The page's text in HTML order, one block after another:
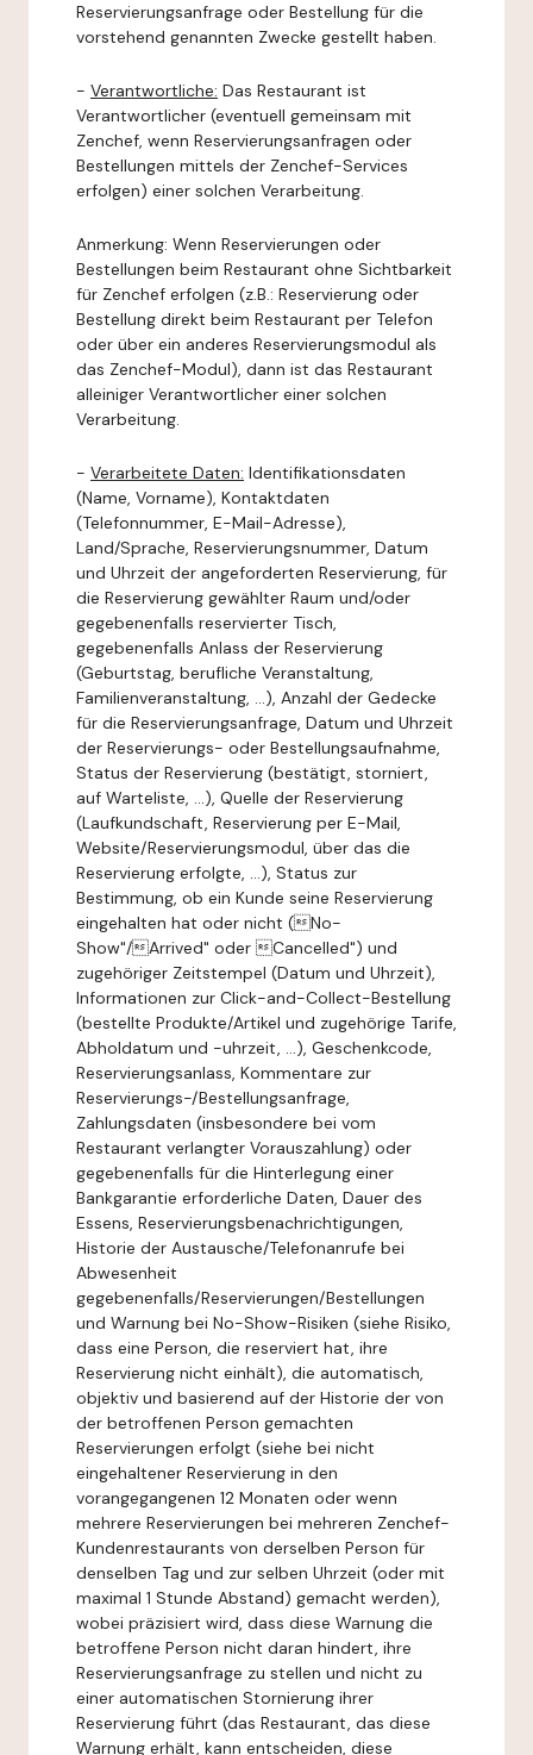
Reservierungsanfrage oder Bestellung für die
vorstehend genannten Zwecke gestellt haben.
- Verantwortliche: Das Restaurant ist
Verantwortlicher (eventuell gemeinsam mit
Zenchef, wenn Reservierungsanfragen oder
Bestellungen mittels der Zenchef-Services
erfolgen) einer solchen Verarbeitung.
Anmerkung: Wenn Reservierungen oder
Bestellungen beim Restaurant ohne Sichtbarkeit
für Zenchef erfolgen (z.B.: Reservierung oder
Bestellung direkt beim Restaurant per Telefon
oder über ein anderes Reservierungsmodul als
das Zenchef-Modul), dann ist das Restaurant
alleiniger Verantwortlicher einer solchen
Verarbeitung.
- Verarbeitete Daten: Identifikationsdaten
(Name, Vorname), Kontaktdaten
(Telefonnummer, E-Mail-Adresse),
Land/Sprache, Reservierungsnummer, Datum
und Uhrzeit der angeforderten Reservierung, für
die Reservierung gewählter Raum und/oder
gegebenenfalls reservierter Tisch,
gegebenenfalls Anlass der Reservierung
(Geburtstag, berufliche Veranstaltung,
Familienveranstaltung, ...), Anzahl der Gedecke
für die Reservierungsanfrage, Datum und Uhrzeit
der Reservierungs- oder Bestellungsaufnahme,
Status der Reservierung (bestätigt, storniert,
auf Warteliste, ...), Quelle der Reservierung
(Laufkundschaft, Reservierung per E-Mail,
Website/Reservierungsmodul, über das die
Reservierung erfolgte, ...), Status zur
Bestimmung, ob ein Kunde seine Reservierung
eingehalten hat oder nicht (No-
Show"/Arrived" oder Cancelled") und
zugehöriger Zeitstempel (Datum und Uhrzeit),
Informationen zur Click-and-Collect-Bestellung
(bestellte Produkte/Artikel und zugehörige Tarife,
Abholdatum und -uhrzeit, ...), Geschenkcode,
Reservierungsanlass, Kommentare zur
Reservierungs-/Bestellungsanfrage,
Zahlungsdaten (insbesondere bei vom
Restaurant verlangter Vorauszahlung) oder
gegebenenfalls für die Hinterlegung einer
Bankgarantie erforderliche Daten, Dauer des
Essens, Reservierungsbenachrichtigungen,
Historie der Austausche/Telefonanrufe bei
Abwesenheit
gegebenenfalls/Reservierungen/Bestellungen
und Warnung bei No-Show-Risiken (siehe Risiko,
dass eine Person, die reserviert hat, ihre
Reservierung nicht einhält), die automatisch,
objektiv und basierend auf der Historie der von
der betroffenen Person gemachten
Reservierungen erfolgt (siehe bei nicht
eingehaltener Reservierung in den
vorangegangenen 12 Monaten oder wenn
mehrere Reservierungen bei mehreren Zenchef-
Kundenrestaurants von derselben Person für
denselben Tag und zur selben Uhrzeit (oder mit
maximal 1 Stunde Abstand) gemacht werden),
wobei präzisiert wird, dass diese Warnung die
betroffene Person nicht daran hindert, ihre
Reservierungsanfrage zu stellen und nicht zu
einer automatischen Stornierung ihrer
Reservierung führt (das Restaurant, das diese
Warnung erhält, kann entscheiden, diese